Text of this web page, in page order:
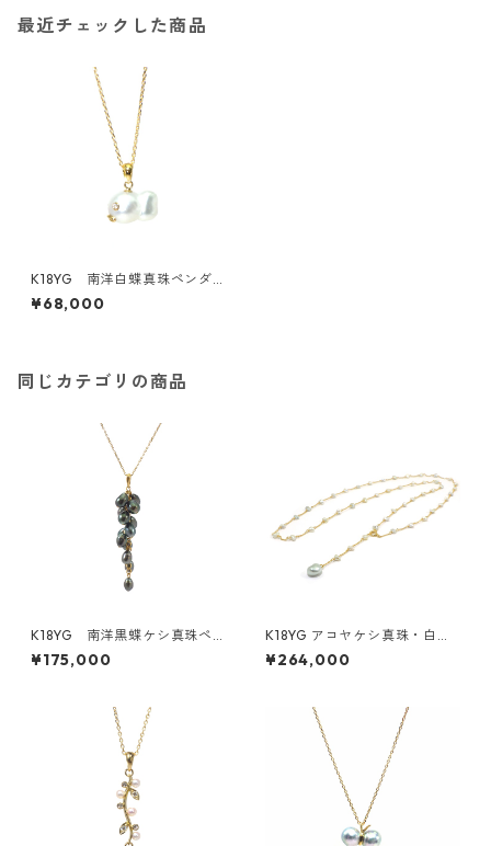
最近チェックした商品
K18YG 南洋白蝶真珠ペンダ
ントトップ《金魚》（KR6103
4）
¥68,000
同じカテゴリの商品
K18YG 南洋黒蝶ケシ真珠ペ
ンダントトップ《たわわ》（K
R71208）
¥175,000
K18YG アコヤケシ真珠・白蝶
ケシ真珠ステーションネック
レス（KR80513）
¥264,000